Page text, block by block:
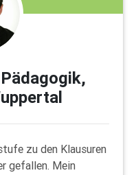
zu den Klausuren
gefallen. Mein